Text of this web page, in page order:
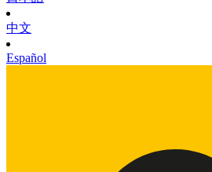
中文
Español